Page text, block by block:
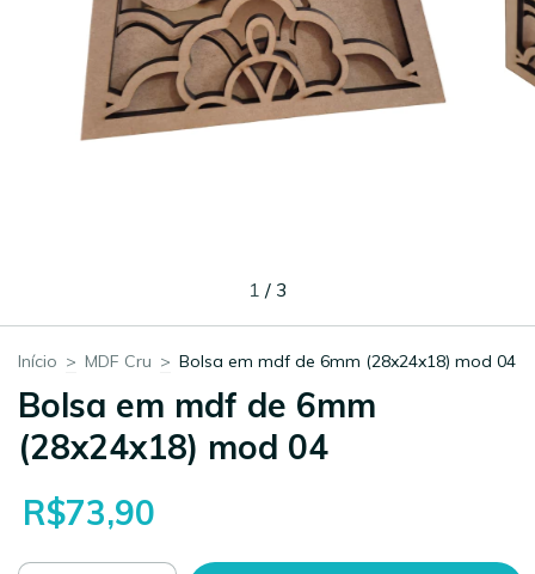
1 / 3
Início > MDF Cru > Bolsa em mdf de 6mm (28x24x18) mod 04
Bolsa em mdf de 6mm
(28x24x18) mod 04
R$73,90